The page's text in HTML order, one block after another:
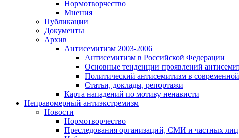
Нормотворчество
Мнения
Публикации
Документы
Архив
Антисемитизм 2003-2006
Антисемитизм в Российской Федерации
Основные тенденции проявлений
Политический антисемитизм в
Статьи, доклады, репортажи
Карта нападений по мотиву ненависти
Неправомерный антиэкстремизм
Новости
Нормотворчество
Преследования организаций, СМИ и частных лиц